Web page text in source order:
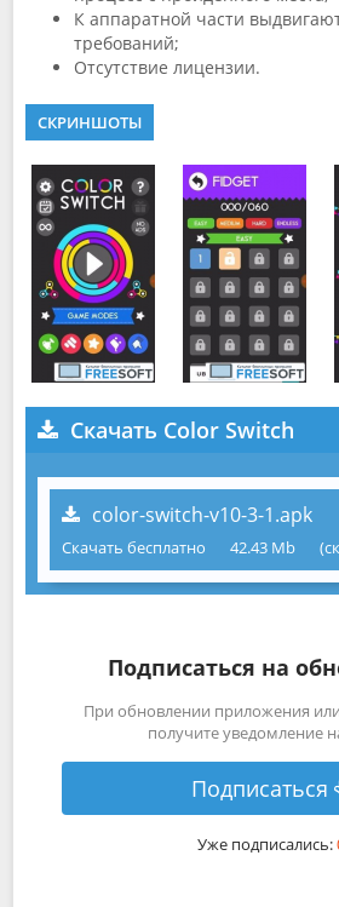
К аппаратной части
требований;
Отсутствие лицензии.
СКРИНШОТЫ
Скачать Color Switch
color-switch-v10-3-1.apk
Скачать бесплатно 42.43 Mb
Подписаться на
При обновлении приложения
получите уведомление
Подписаться
Уже подписались: